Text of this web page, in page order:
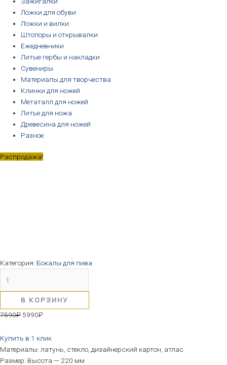
Ложки для обуви
Ложки и вилки
Штопоры и открывалки
Ежедневники
Литые гербы и накладки
Сувениры
Материалы для творчества
Клинки для ножей
Метаталл для ножей
Литье для ножа
Древесина для ножей
Разное
Распродажа!
Категория: Бокалы для пива
В КОРЗИНУ
7590₽ 5990₽
Купить в 1 клик
Материалы: латунь, стекло, дизайнерский картон, атлас
Размер: Высота — 220 мм